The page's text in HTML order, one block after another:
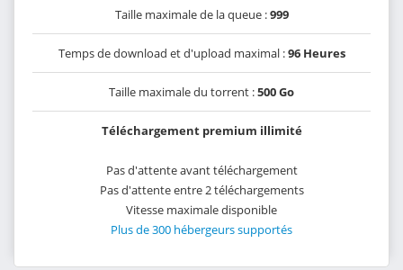
Taille maximale de la queue :999
Temps de download et d'upload maximal :96 Heures
Taille maximale du torrent :500 Go
Téléchargement premium illimité
Pas d'attente avant téléchargement
Pas d'attente entre 2 téléchargements
Vitesse maximale disponible
Plus de 300 hébergeurs supportés